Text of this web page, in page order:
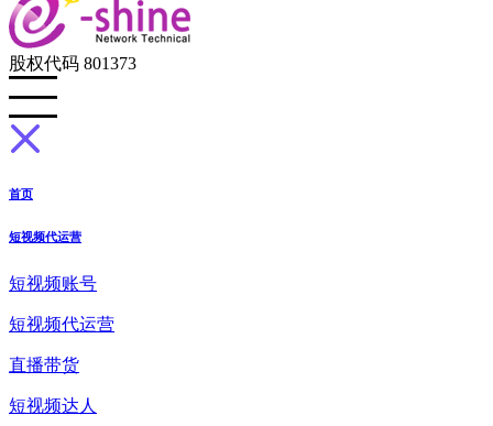
股权代码 801373
首页
短视频代运营
短视频账号
短视频代运营
直播带货
短视频达人